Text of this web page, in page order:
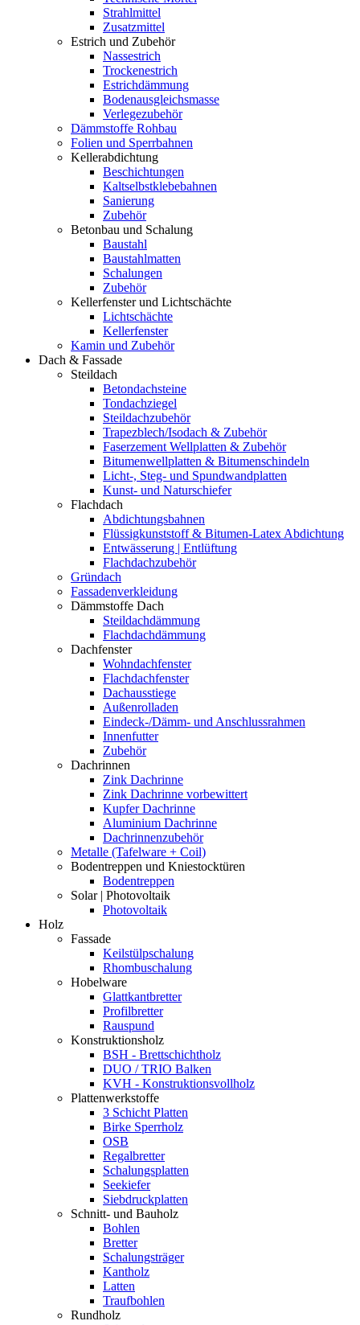
Strahlmittel
Zusatzmittel
Estrich und Zubehör
Nassestrich
Trockenestrich
Estrichdämmung
Bodenausgleichsmasse
Verlegezubehör
Dämmstoffe Rohbau
Folien und Sperrbahnen
Kellerabdichtung
Beschichtungen
Kaltselbstklebebahnen
Sanierung
Zubehör
Betonbau und Schalung
Baustahl
Baustahlmatten
Schalungen
Zubehör
Kellerfenster und Lichtschächte
Lichtschächte
Kellerfenster
Kamin und Zubehör
Dach & Fassade
Steildach
Betondachsteine
Tondachziegel
Steildachzubehör
Trapezblech/Isodach & Zubehör
Faserzement Wellplatten & Zubehör
Bitumenwellplatten & Bitumenschindeln
Licht-, Steg- und Spundwandplatten
Kunst- und Naturschiefer
Flachdach
Abdichtungsbahnen
Flüssigkunststoff & Bitumen-Latex Abdichtung
Entwässerung | Entlüftung
Flachdachzubehör
Gründach
Fassadenverkleidung
Dämmstoffe Dach
Steildachdämmung
Flachdachdämmung
Dachfenster
Wohndachfenster
Flachdachfenster
Dachausstiege
Außenrolladen
Eindeck-/Dämm- und Anschlussrahmen
Innenfutter
Zubehör
Dachrinnen
Zink Dachrinne
Zink Dachrinne vorbewittert
Kupfer Dachrinne
Aluminium Dachrinne
Dachrinnenzubehör
Metalle (Tafelware + Coil)
Bodentreppen und Kniestocktüren
Bodentreppen
Solar | Photovoltaik
Photovoltaik
Holz
Fassade
Keilstülpschalung
Rhombuschalung
Hobelware
Glattkantbretter
Profilbretter
Rauspund
Konstruktionsholz
BSH - Brettschichtholz
DUO / TRIO Balken
KVH - Konstruktionsvollholz
Plattenwerkstoffe
3 Schicht Platten
Birke Sperrholz
OSB
Regalbretter
Schalungsplatten
Seekiefer
Siebdruckplatten
Schnitt- und Bauholz
Bohlen
Bretter
Schalungsträger
Kantholz
Latten
Traufbohlen
Rundholz